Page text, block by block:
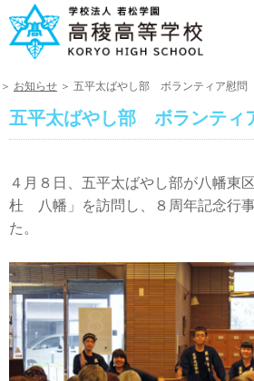
＞ お知らせ ＞ 五平太ばやし部 ボランティア慰問
五平太ばやし部 ボランティ
４月８日、五平太ばやし部が八幡東
杜 八幡」を訪問し、８周年記念行
た。